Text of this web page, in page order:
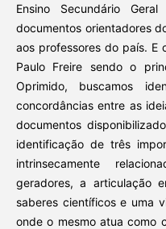
Ensino Secundário
documentos orientadores
aos professores do país. E
Paulo Freire sendo o
Oprimido, buscamos
concordâncias entre as
documentos
identificação de três
intrinsecamente
geradores, a articulação
saberes científicos e uma
onde o mesmo atua como